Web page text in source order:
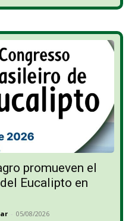
promueven el
Eucalipto en
- 05/08/2026